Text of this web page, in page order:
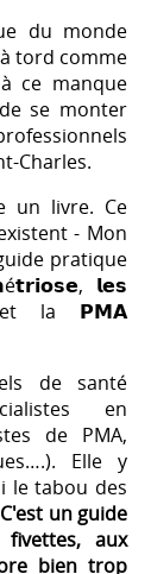
du monde
tord comme
ce manque
se monter
Charles.
un livre. Ce
- Mon
pratique
𝗹𝗲𝘀
et la 𝗣𝗠𝗔
de santé
en
de PMA,
Elle y
le tabou des
un guide
aux
bien trop